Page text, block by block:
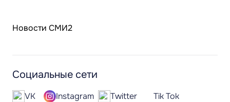
Новости СМИ2
Социальные сети
VK Instagram Twitter
Tik Tok